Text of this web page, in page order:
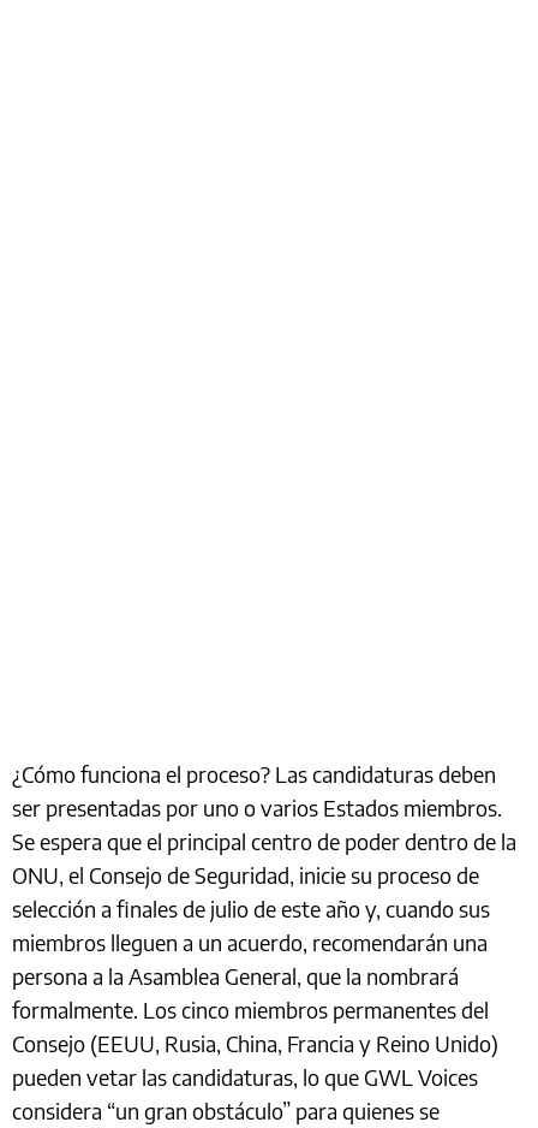
¿Cómo funciona el proceso? Las candidaturas deben
ser presentadas por uno o varios Estados miembros.
Se espera que el principal centro de poder dentro de la
ONU, el Consejo de Seguridad, inicie su proceso de
selección a finales de julio de este año y, cuando sus
miembros lleguen a un acuerdo, recomendarán una
persona a la Asamblea General, que la nombrará
formalmente. Los cinco miembros permanentes del
Consejo (EEUU, Rusia, China, Francia y Reino Unido)
pueden vetar las candidaturas, lo que GWL Voices
considera “un gran obstáculo” para quienes se